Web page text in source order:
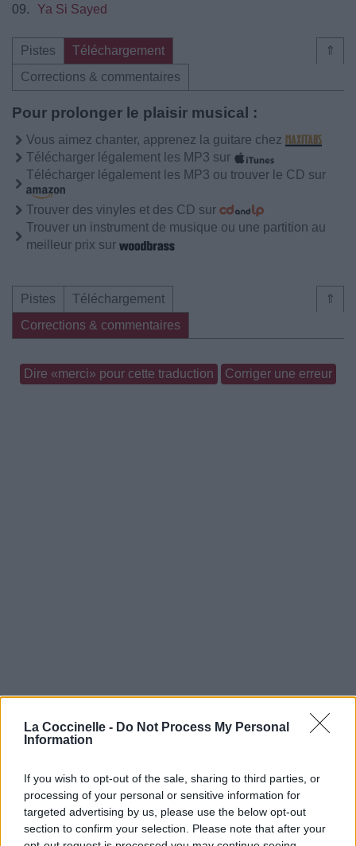
La Coccinelle - Do Not Process My Personal
Information
If you wish to opt-out of the sale, sharing to third parties, or
processing of your personal or sensitive information for
targeted advertising by us, please use the below opt-out
section to confirm your selection. Please note that after your
09.
Ya Si Sayed
⇑
Pistes
Téléchargement
Corrections & commentaires
Pour prolonger le plaisir musical :
Vous aimez chanter, apprenez la guitare chez
Télécharger légalement les MP3 sur
Télécharger légalement les MP3 ou trouver le CD sur
Trouver des vinyles et des CD sur
Trouver un instrument de musique ou une partition au
meilleur prix sur
⇑
Pistes
Téléchargement
Corrections & commentaires
Dire «merci» pour cette traduction Corriger une erreur